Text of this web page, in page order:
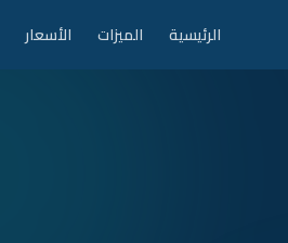
الرئيسية الميزات الأسعار